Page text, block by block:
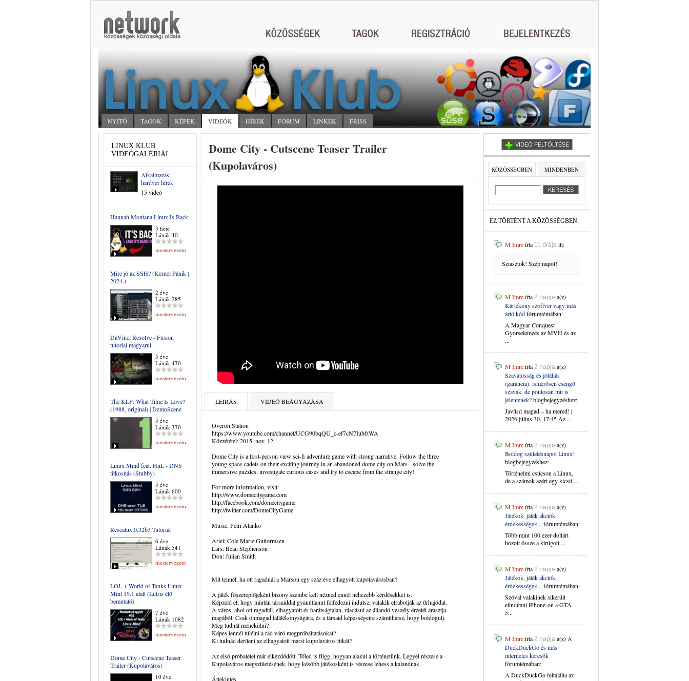
NYITÓ TAGOK KÉPEK VIDEÓK HÍREK FÓRUM LINKEK FRISS
LINUX KLUB
VIDEÓGALÉRIÁI
Alkalmazás,
hardver hírek
15 videó
Hannah Montana Linux Is Back
3 hete
Látták:40
mestervezeto
Mire jó az SSH? (Kernel Pánik |
2024.)
2 éve
Látták:285
mestervezeto
DaVinci Resolve - Fusion
tutorial magyarul
5 éve
Látták:470
mestervezeto
The KLF: What Time Is Love?
(1988, original) | DemoScene
5 éve
Látták:370
mestervezeto
Linux Mind feat. HnL - DNS
titkosítás (Stubby)
5 éve
Látták:600
mestervezeto
Rescatux 0.32b3 Tutorial
6 éve
Látták:541
mestervezeto
LOL + World of Tanks Linux
Mint 19.1 alatt (Lutris élő
bemutató)
7 éve
Látták:1082
mestervezeto
Dome City - Cutscene Teaser
Trailer (Kupolaváros)
10 éve
Dome City - Cutscene Teaser Trailer
(Kupolaváros)
LEÍRÁS VIDEÓ BEÁGYAZÁSA
Overon Station
https://www.youtube.com/channel/UCG90bqQU_c-ef7cN7IuMtWA
Közzététel: 2015. nov. 12.
Dome City is a first-person view sci-fi adventure game with strong narrative. Follow the three
young space-cadets on their exciting journey in an abandoned dome city on Mars - solve the
immersive puzzles, investigate curious cases and try to escape from the strange city!
For more information, visit:
http://www.domecitygame.com
http://facebook.com/domecitygame
http://twitter.com/DomeCityGame
Music: Petri Alanko
Ariel: Cole Marie Guttormsen
Lars: Beau Stephenson
Don: Julian Smith
Mit tennél, ha ott ragadnál a Marson egy száz éve elhagyott kupolavárosban?
A játék főszereplőjeként bizony szembe kell nézned ennél nehezebb kérdésekkel is.
Képzeld el, hogy miután társaiddal gyanútlanul felfedezni indulsz, valakik elrabolják az űrhajódat.
A város, ahol ott ragadtál, elhagyatott és barátságtalan, ráadásul az állandó veszély érzetét árasztja
magából. Csak önmagad találékonyságára, és a társaid képességeire számíthatsz, hogy boldogulj.
Meg tudnál menekülni?
Képes lennél túlélni a rád váró megpróbáltatásokat?
Ki tudnád deríteni az elhagyatott marsi kupolaváros titkát?
Az első próbatétel már elkezdődött. Tőled is függ, hogyan alakul a történetünk. Legyél részese a
Kupolaváros megszületésének, hogy később játékosként is részese lehess a kalandnak.
Áttekintés
VIDEÓ FELTÖLTÉSE
KÖZÖSSÉGBEN MINDENBEN
EZ TÖRTÉNT A KÖZÖSSÉGBEN:
M Imreírta 11 órája itt:
Sziasztok! Szép napot!
M Imreírta 2 napja a(z)
Kártékony szoftver vagy más
ártó kódfórumtémában:
A Magyar Conquest
Gyorselemzés az MVH és az
...
M Imreírta 2 napja a(z)
Szavatosság és jótállás
(garancia): ismerősen csengő
szavak, de pontosan mit is
jelentenek?blogbejegyzéshez:
Javítsd magad – ha mered! |
2026 július 30. 17:45 Az ...
M Imreírta 2 napja a(z)
Boldog születésnapot Linux!
blogbejegyzéshez:
Történelmi csúcson a Linux,
de a számok azért egy kicsit ...
M Imreírta 2 napja a(z)
Játékok, játék akciók,
érdekességek... fórumtémában:
Több mint 100 ezer dollárt
hozott össze a kirúgott ...
M Imreírta 2 napja a(z)
Játékok, játék akciók,
érdekességek... fórumtémában:
Szóval valakinek sikerült
elindítani iPhone-on a GTA
5...
M Imreírta 2 napja a(z) A
DuckDuckGo és más
internetes keresők
fórumtémában:
A DuckDuckGo feltalálta az